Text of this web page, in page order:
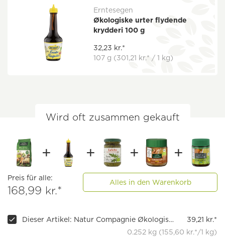
Erntesegen
Økologiske urter flydende
krydderi 100 g
32,23 kr.*
107 g (301,21 kr.* / 1 kg)
Wird oft zusammen gekauft
Preis für alle:
168,99 kr.*
Alles in den Warenkorb
Dieser Artikel: Natur Compagnie Økologisk Spicy & Fine, 252 g
39,21 kr.*
0.252 kg (155,60 kr.*/1 kg)